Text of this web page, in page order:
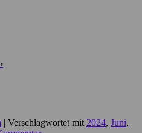
| Verschlagwortet mit 2024, Juni,